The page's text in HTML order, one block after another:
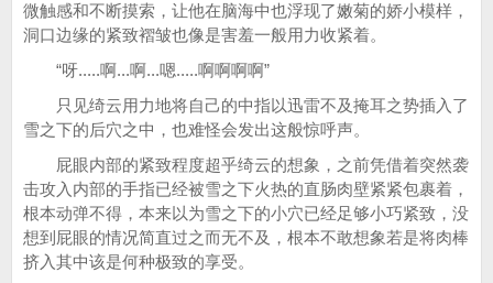
微触感和不断摸索，让他在脑海中也浮现了嫩菊的娇小模样，
洞口边缘的紧致褶皱也像是害羞一般用力收紧着。
“呀.....啊...啊...嗯.....啊啊啊啊”
只见绮云用力地将自己的中指以迅雷不及掩耳之势插入了
雪之下的后穴之中，也难怪会发出这般惊呼声。
屁眼内部的紧致程度超乎绮云的想象，之前凭借着突然袭
击攻入内部的手指已经被雪之下火热的直肠肉壁紧紧包裹着，
根本动弹不得，本来以为雪之下的小穴已经足够小巧紧致，没
想到屁眼的情况简直过之而无不及，根本不敢想象若是将肉棒
挤入其中该是何种极致的享受。